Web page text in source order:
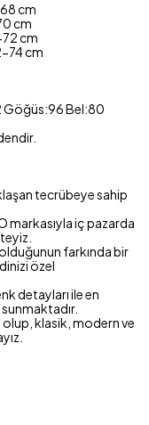
cm
cm
72 cm
74 cm
Göğüs:96 Bel:80
tecrübeye sahip
markasıyla iç pazarda
farkında bir
özel
detayları ile en
klasik, modern ve